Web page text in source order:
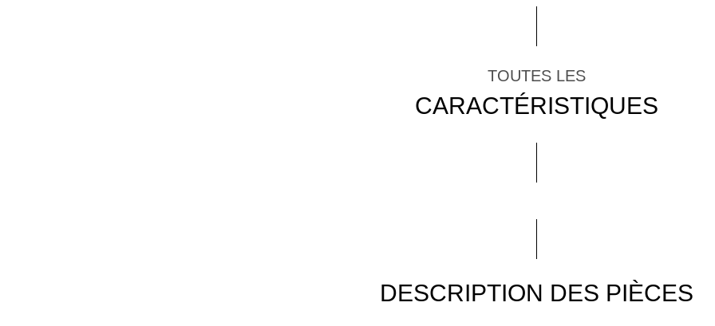
TOUTES LES
CARACTÉRISTIQUES
DESCRIPTION DES PIÈCES